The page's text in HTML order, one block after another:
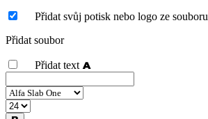
Přidat svůj potisk nebo logo ze souboru
Přidat soubor
Přidat text